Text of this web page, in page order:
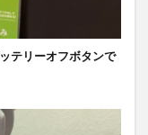
テリーオフボタンで